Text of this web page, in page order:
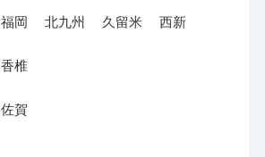
福岡 北九州 久留米 西新
香椎
佐賀